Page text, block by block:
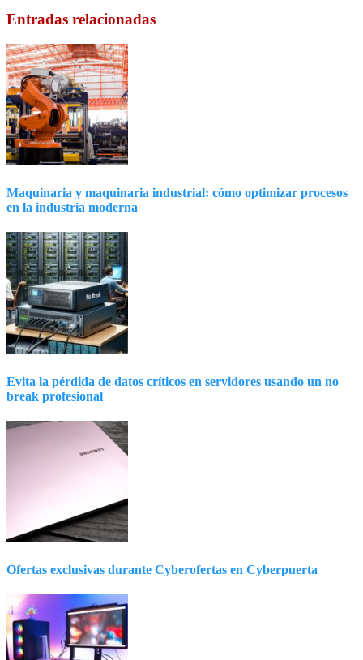
Entradas relacionadas
Maquinaria y maquinaria industrial: cómo optimizar procesos
en la industria moderna
Evita la pérdida de datos críticos en servidores usando un no
break profesional
Ofertas exclusivas durante Cyberofertas en Cyberpuerta